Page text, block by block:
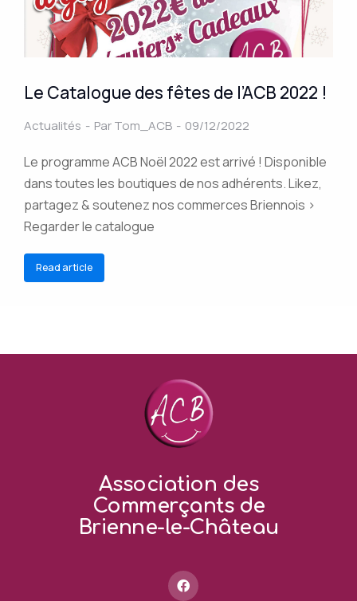
Le Catalogue des fêtes de l’ACB 2022 !
Actualités ParTom_ACB 09/12/2022
Le programme ACB Noël 2022 est arrivé ! Disponible
dans toutes les boutiques de nos adhérents. Likez,
partagez & soutenez nos commerces Briennois >
Regarder le catalogue
Read article
Association des
Commerçants de
Brienne-le-Château